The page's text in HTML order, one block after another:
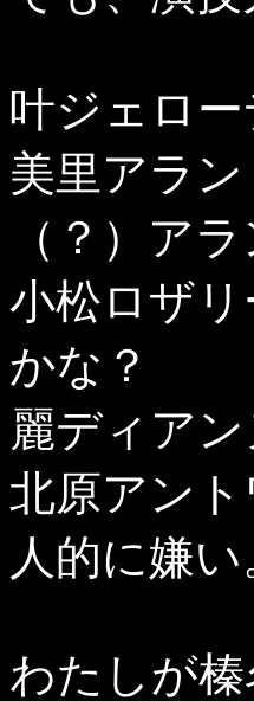
叶ジェロ
美里アラ
（？）ア
小松ロザ
かな？
麗ディア
北原アン
人的に嫌
わたしが